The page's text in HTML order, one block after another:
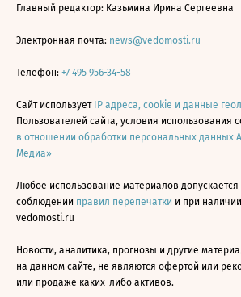
Главный редактор: Казьмина Ирина Сергеевна
Электронная почта: news@vedomosti.ru
Телефон: +7 495 956-34-58
Сайт использует IP адреса, cookie и данные
Пользователей сайта, условия использования
в отношении обработки персональных данных
Медиа»
Любое использование материалов допускается
соблюдении правил перепечатки и при
vedomosti.ru
Новости, аналитика, прогнозы и другие
на данном сайте, не являются офертой или
или продаже каких-либо активов.